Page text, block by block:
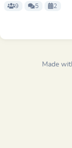
9 5 2
Made